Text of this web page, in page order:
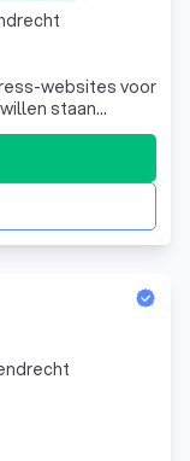
websites voor
staan
lopen vast op
WordPress,